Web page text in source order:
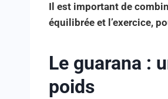
Il est important de
équilibrée et l’exercice,
Le guarana :
poids